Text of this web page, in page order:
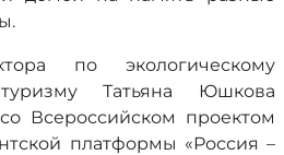
по экологическому
Татьяна Юшкова
Всероссийском проектом
платформы «Россия –